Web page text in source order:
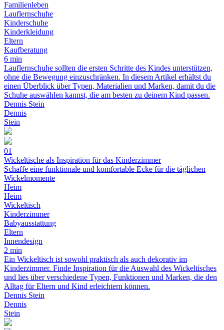
Familienleben
Lauflernschuhe
Kinderschuhe
Kinderkleidung
Eltern
Kaufberatung
6 min
Lauflernschuhe sollten die ersten Schritte des Kindes unterstützen,
ohne die Bewegung einzuschränken. In diesem Artikel erhältst du
einen Überblick über Typen, Materialien und Marken, damit du die
Schuhe auswählen kannst, die am besten zu deinem Kind passen.
Dennis Stein
Dennis
Stein
01
Wickeltische als Inspiration für das Kinderzimmer
Schaffe eine funktionale und komfortable Ecke für die täglichen
Wickelmomente
Heim
Heim
Wickeltisch
Kinderzimmer
Babyausstattung
Eltern
Innendesign
2 min
Ein Wickeltisch ist sowohl praktisch als auch dekorativ im
Kinderzimmer. Finde Inspiration für die Auswahl des Wickeltisches
und lies über verschiedene Typen, Funktionen und Marken, die den
Alltag für Eltern und Kind erleichtern können.
Dennis Stein
Dennis
Stein